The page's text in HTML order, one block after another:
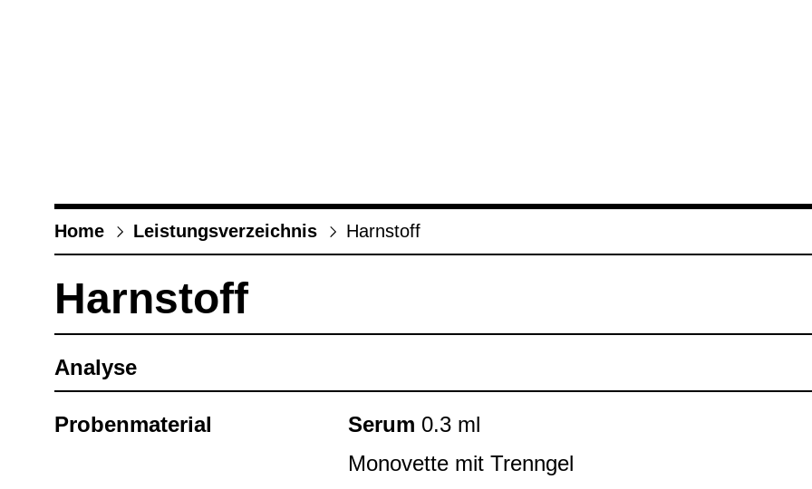
Home Leis­tungs­ver­zeich­nis Harn­stoff
Harn­stoff
Ana­lyse
Pro­ben­ma­te­rial Serum 0.3 ml
Mono­vette mit Trenn­gel